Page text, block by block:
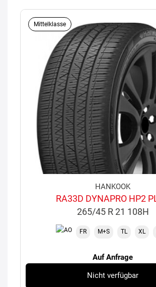
Mittelklasse
HANKOOK
RA33D DYNAPRO HP2
265/45 R 21 108H
FR M+S TL XL
Auf Anfrage
Nicht verfügbar